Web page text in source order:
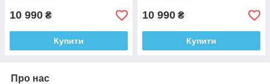
10 990 ₴
Купити
10 990 ₴
Купити
Про нас